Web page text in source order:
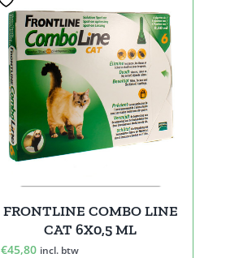
FRONTLINE COMBO LINE
CAT 6X0,5 ML
€45,80 incl. btw